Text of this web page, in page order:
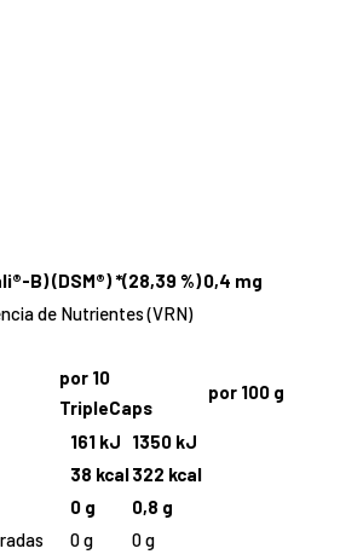
B) (DSM®) *(28,39 %)0,4 mg
de Nutrientes (VRN)
por 10
TripleCaps
por 100 g
161 kJ
1350 kJ
38 kcal322 kcal
0 g
0,8 g
0 g
0 g